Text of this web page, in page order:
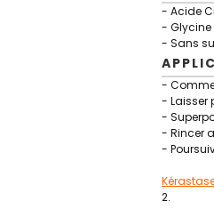
- Acide
- Glycine
- Sans
-
- Laisser
-
- Rincer
-